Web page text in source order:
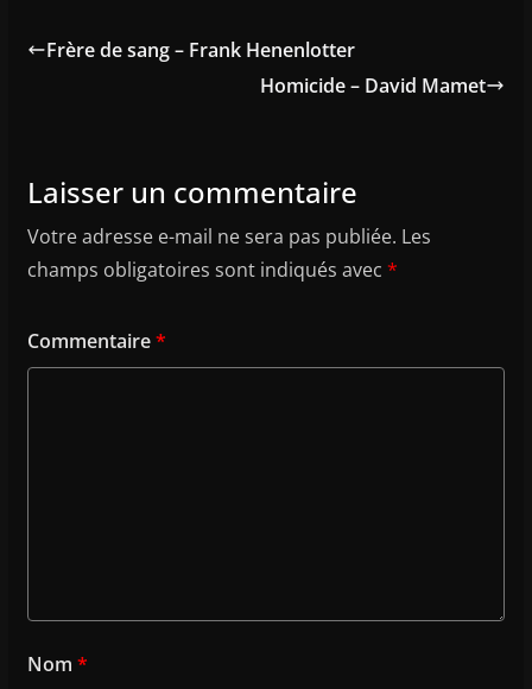
Frère de sang – Frank Henenlotter
Homicide – David Mamet
Laisser un commentaire
Votre adresse e-mail ne sera pas publiée. Les
champs obligatoires sont indiqués avec *
Commentaire*
Nom *